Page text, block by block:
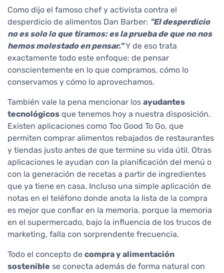
Como dijo el famoso chef y activista contra el
desperdicio de alimentos Dan Barber: "El desperdicio
no es solo lo que tiramos: es la prueba de que no nos
hemos molestado en pensar."Y de eso trata
exactamente todo este enfoque: de pensar
conscientemente en lo que compramos, cómo lo
conservamos y cómo lo aprovechamos.
También vale la pena mencionar los ayudantes
tecnológicos que tenemos hoy a nuestra disposición.
Existen aplicaciones como Too Good To Go, que
permiten comprar alimentos rebajados de restaurantes
y tiendas justo antes de que termine su vida útil. Otras
aplicaciones le ayudan con la planificación del menú o
con la generación de recetas a partir de ingredientes
que ya tiene en casa. Incluso una simple aplicación de
notas en el teléfono donde anota la lista de la compra
es mejor que confiar en la memoria, porque la memoria
en el supermercado, bajo la influencia de los trucos de
marketing, falla con sorprendente frecuencia.
Todo el concepto de compra y alimentación
sostenible se conecta además de forma natural con